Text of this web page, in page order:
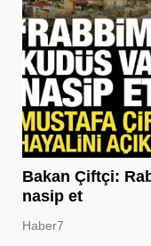
Bakan Çiftçi:
nasip et
Haber7